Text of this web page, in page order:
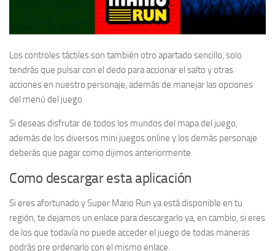
Los controles táctiles son también otro apartado sencillo, solo
tendrás que pulsar con el dedo para accionar el salto y otras
acciones en nuestro personaje, además de manejar las opciones
del menú del juego.
Si deseas disfrutar de todos los mundos del mapa del juego,
además de los diversos mini juegos online y los demás personaje
deberás que pagar como dijimos anteriormente.
Como descargar esta aplicación
Si eres afortunado y Super Mario Run ya está disponible en tu
región, te dejamos un enlace para descargarlo ya, en cambio, si eres
de los que todavía no puede acceder el juego de todas maneras
podrás pre ordenarlo con el mismo enlace.